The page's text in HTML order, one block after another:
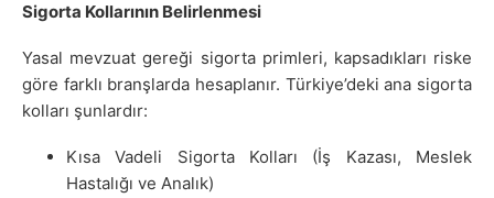
Sigorta Kollarının Belirlenmesi
Yasal mevzuat gereği sigorta primleri, kapsadıkları riske
göre farklı branşlarda hesaplanır. Türkiye’deki ana sigorta
kolları şunlardır:
Kısa Vadeli Sigorta Kolları (İş Kazası, Meslek
Hastalığı ve Analık)